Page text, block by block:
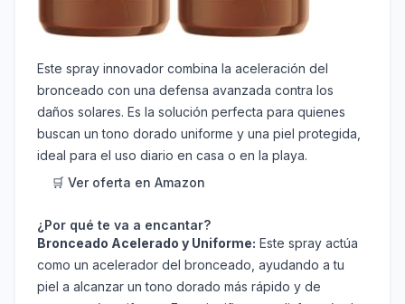
Este spray innovador combina la aceleración del
bronceado con una defensa avanzada contra los
daños solares. Es la solución perfecta para quienes
buscan un tono dorado uniforme y una piel protegida,
ideal para el uso diario en casa o en la playa.
🛒 Ver oferta en Amazon
¿Por qué te va a encantar?
Bronceado Acelerado y Uniforme: Este spray actúa
como un acelerador del bronceado, ayudando a tu
piel a alcanzar un tono dorado más rápido y de